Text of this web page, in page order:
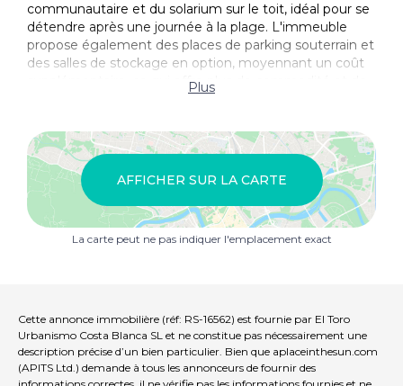
communautaire et du solarium sur le toit, idéal pour se
détendre après une journée à la plage. L'immeuble
propose également des places de parking souterrain et
des salles de stockage en option, moyennant un coût
supplémentaire, ce qui offre plus de commodité et de
La vie urbaine animée de Torrevieja
Torrevieja est une ville animée, connue pour ses
activités culturelles et récréatives tout au long de
l'année, ce qui en fait une destination idéale pour les
résidents permanents et les vacanciers. Avec un climat
doux et plus de 300 jours de soleil par an, la région est
Emplacement idéal avec accès facile aux points
d'intérêt
Cette propriété est idéalement située à proximité de
Plus
AFFICHER SUR LA CARTE
La carte peut ne pas indiquer l'emplacement exact
Cette annonce immobilière (réf: RS-16562) est fournie par El Toro
Urbanismo Costa Blanca SL et ne constitue pas nécessairement une
description précise d’un bien particulier. Bien que aplaceinthesun.com
(APITS Ltd.) demande à tous les annonceurs de fournir des